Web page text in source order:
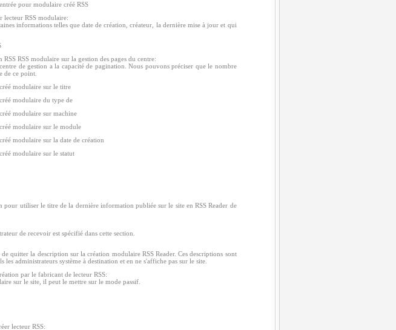
pour modulaire créé RSS
lecteur RSS modulaire:
informations telles que date de création, créateur, la dernière mise à jour et qui
RSS modulaire sur la gestion des pages du centre:
de gestion a la capacité de pagination. Nous pouvons préciser que le nombre
de ce point.
modulaire sur le titre
modulaire du type de
modulaire sur machine
modulaire sur le module
modulaire sur la date de création
modulaire sur le statut
pour utiliser le titre de la dernière information publiée sur le site en RSS Reader de
de recevoir est spécifié dans cette section.
quitter la description sur la création modulaire RSS Reader. Ces descriptions sont
les administrateurs système à destination et en ne s'affiche pas sur le site.
par le fabricant de lecteur RSS:
sur le site, il peut le mettre sur le mode passif.
lecteur RSS: